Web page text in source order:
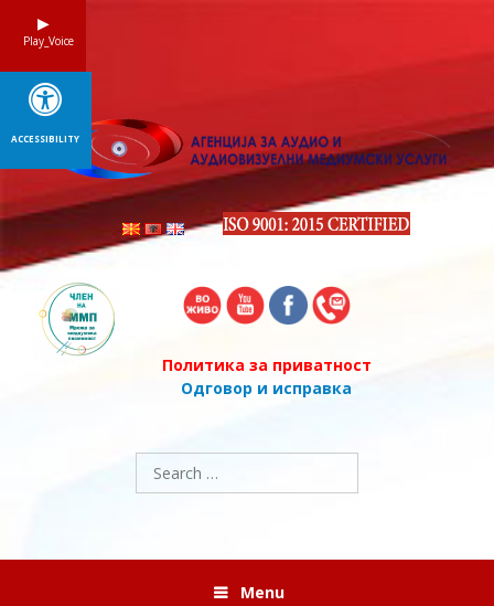
Политика за приватност
Одговор и исправка
Search
for:
Menu
Play_Voice
ACCESSIBILITY